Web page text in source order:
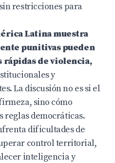
restricciones para
Latina muestra
punitivas pueden
de violencia,
y
La discusión no es si el
sino cómo
reglas democráticas.
dificultades de
control territorial,
inteligencia y